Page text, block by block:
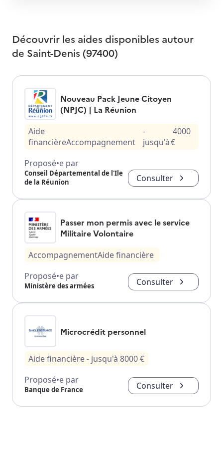
Découvrir les aides disponibles autour
de Saint-Denis (97400)
Nouveau Pack Jeune Citoyen
(NPJC) | La Réunion
Aide
financièreAccompagnement
-
jusqu'à
4000
€
Proposé•e par
Conseil Départemental de l'Ile
de la Réunion
Consulter
Passer mon permis avec le service
Militaire Volontaire
AccompagnementAide financière
Proposé•e par
Ministère des armées Consulter
Microcrédit personnel
Aide financière- jusqu'à 8000€
Proposé•e par
Banque de France Consulter